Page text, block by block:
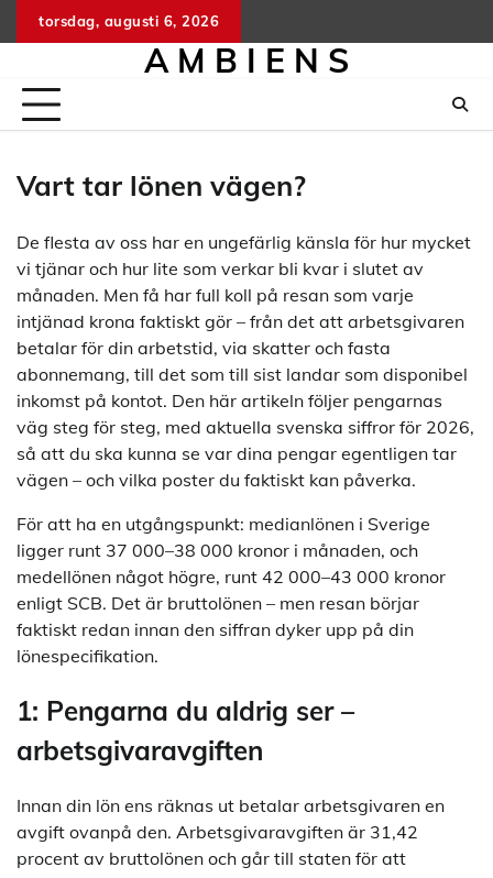
Hoppa
till
torsdag, augusti 6, 2026
A M B I E N S
Vart tar lönen vägen?
De flesta av oss har en ungefärlig känsla för hur mycket
vi tjänar och hur lite som verkar bli kvar i slutet av
månaden. Men få har full koll på resan som varje
intjänad krona faktiskt gör – från det att arbetsgivaren
betalar för din arbetstid, via skatter och fasta
abonnemang, till det som till sist landar som disponibel
inkomst på kontot. Den här artikeln följer pengarnas
väg steg för steg, med aktuella svenska siffror för 2026,
så att du ska kunna se var dina pengar egentligen tar
vägen – och vilka poster du faktiskt kan påverka.
För att ha en utgångspunkt: medianlönen i Sverige
ligger runt 37 000–38 000 kronor i månaden, och
medellönen något högre, runt 42 000–43 000 kronor
enligt SCB. Det är bruttolönen – men resan börjar
faktiskt redan innan den siffran dyker upp på din
lönespecifikation.
1: Pengarna du aldrig ser –
arbetsgivaravgiften
Innan din lön ens räknas ut betalar arbetsgivaren en
avgift ovanpå den. Arbetsgivaravgiften är 31,42
procent av bruttolönen och går till staten för att